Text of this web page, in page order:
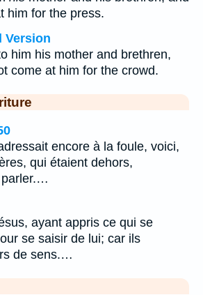
him for the press.
Version
him his mother and brethren,
come at him for the crowd.
encore à la foule, voici,
qui étaient dehors,
parler.…
ayant appris ce qui se
se saisir de lui; car ils
de sens.…